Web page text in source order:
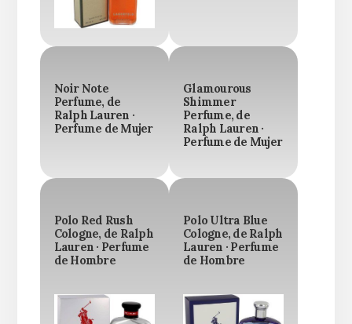
Noir Note
Perfume, de
Ralph Lauren ·
Perfume de Mujer
Glamourous
Shimmer
Perfume, de
Ralph Lauren ·
Perfume de Mujer
Polo Red Rush
Cologne, de Ralph
Lauren · Perfume
de Hombre
Polo Ultra Blue
Cologne, de Ralph
Lauren · Perfume
de Hombre